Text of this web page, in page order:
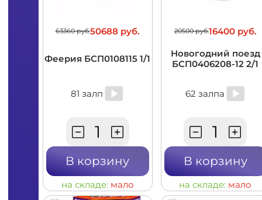
63360 руб.50688 руб.
Феерия БСП0108115 1/1
81 залп
В корзину
на складе: мало
20500 руб.16400 руб.
Новогодний поезд
БСП0406208-12 2/1
62 залпа
В корзину
на складе: мало